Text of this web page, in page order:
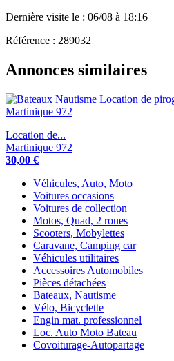
Dernière visite le : 06/08 à 18:16
Référence : 289032
Annonces similaires
Location de...
Martinique 972
30,00 €
Véhicules, Auto, Moto
Voitures occasions
Voitures de collection
Motos, Quad, 2 roues
Scooters, Mobylettes
Caravane, Camping car
Véhicules utilitaires
Accessoires Automobiles
Pièces détachées
Bateaux, Nautisme
Vélo, Bicyclette
Engin mat. professionnel
Loc. Auto Moto Bateau
Covoiturage-Autopartage